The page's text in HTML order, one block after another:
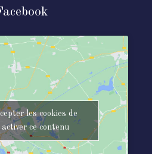
les cookies de
ce contenu